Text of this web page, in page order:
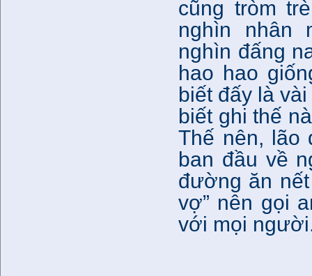
cũng tròm
nghìn nhân
nghìn đấng
hao hao
biết đấy là
biết ghi thế
Thế nên, lão
ban đầu về
đường ăn
vợ” nên gọi
với mọi